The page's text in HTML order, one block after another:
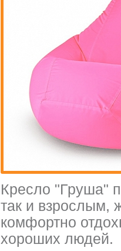
Кресло "Груша"
так и взрослым,
комфортно
хороших людей.